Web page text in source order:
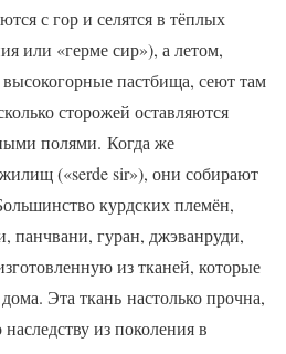
с гор и селятся в тёплых
или «герме сир»), а летом,
пастбища, сеют там
сторожей оставляются
полями. Когда же
(«serde sir»), они собирают
курдских племён,
панчвани, гуран, джэванруди,
из тканей, которые
Эта ткань настолько прочна,
из поколения в